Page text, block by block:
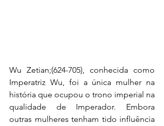
Wu Zetian;(624-705), conhecida como
Imperatriz Wu, foi a única mulher na
história que ocupou o trono imperial na
qualidade de Imperador. Embora
outras mulheres tenham tido influência